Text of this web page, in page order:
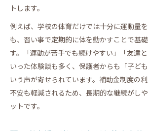
トします。
例えば、学校の体育だけでは十分に運動量
も、習い事で定期的に体を動かすことで基
す。「運動が苦手でも続けやすい」「友達
いった体験談も多く、保護者からも「子ど
いう声が寄せられています。補助金制度の
不安も軽減されるため、長期的な継続がし
ットです。